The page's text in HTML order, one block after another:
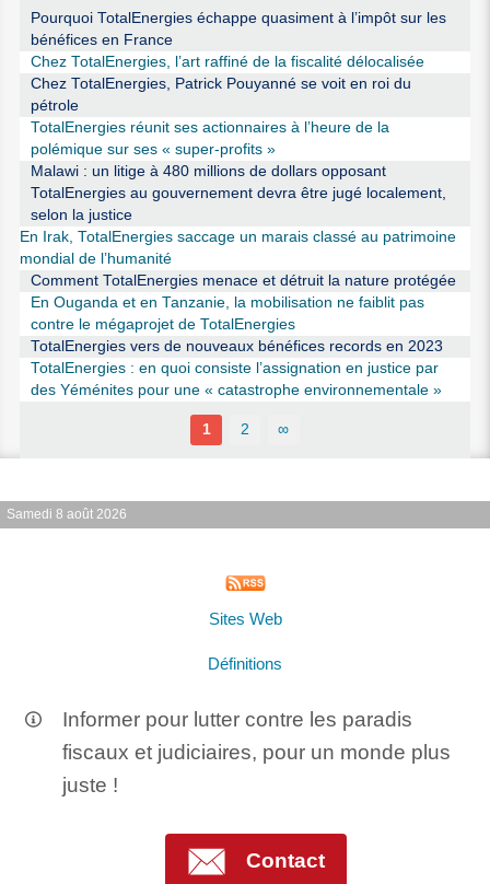
Pourquoi TotalEnergies échappe quasiment à l’impôt sur les
bénéfices en France
Chez TotalEnergies, l’art raffiné de la fiscalité délocalisée
Chez TotalEnergies, Patrick Pouyanné se voit en roi du
pétrole
TotalEnergies réunit ses actionnaires à l’heure de la
polémique sur ses « super-profits »
Malawi : un litige à 480 millions de dollars opposant
TotalEnergies au gouvernement devra être jugé localement,
selon la justice
En Irak, TotalEnergies saccage un marais classé au patrimoine
mondial de l’humanité
Comment TotalEnergies menace et détruit la nature protégée
En Ouganda et en Tanzanie, la mobilisation ne faiblit pas
contre le mégaprojet de TotalEnergies
TotalEnergies vers de nouveaux bénéfices records en 2023
TotalEnergies : en quoi consiste l’assignation en justice par
des Yéménites pour une « catastrophe environnementale »
1 2 ∞
Samedi 8 août 2026
Sites Web
Définitions
Informer pour lutter contre les paradis
fiscaux et judiciaires, pour un monde plus
juste !
Contact